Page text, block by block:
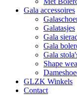
Gala accessoires
Galatasjes
Gala
Gala
Gala
Shape
GLZK Winkels
Contact